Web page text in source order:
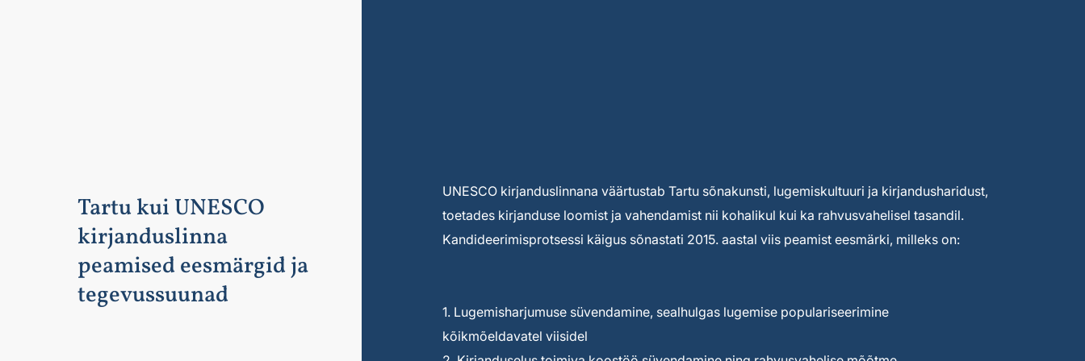
Tartu kui UNESCO
kirjanduslinna
peamised eesmärgid ja
tegevussuunad
UNESCO kirjanduslinnana väärtustab Tartu sõnakunsti, lugemiskultuuri ja kirjandusharidust,
toetades kirjanduse loomist ja vahendamist nii kohalikul kui ka rahvusvahelisel tasandil.
Kandideerimisprotsessi käigus sõnastati 2015. aastal viis peamist eesmärki, milleks on:
1. Lugemisharjumuse süvendamine, sealhulgas lugemise populariseerimine
kõikmõeldavatel viisidel